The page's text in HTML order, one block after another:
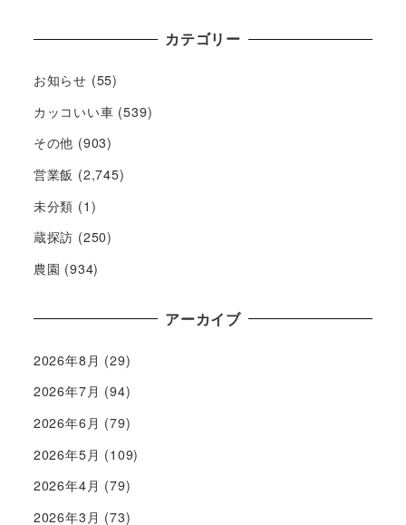
カテゴリー
お知らせ (55)
カッコいい車 (539)
その他 (903)
営業飯 (2,745)
未分類 (1)
蔵探訪 (250)
農園 (934)
アーカイブ
2026年8月 (29)
2026年7月 (94)
2026年6月 (79)
2026年5月 (109)
2026年4月 (79)
2026年3月 (73)